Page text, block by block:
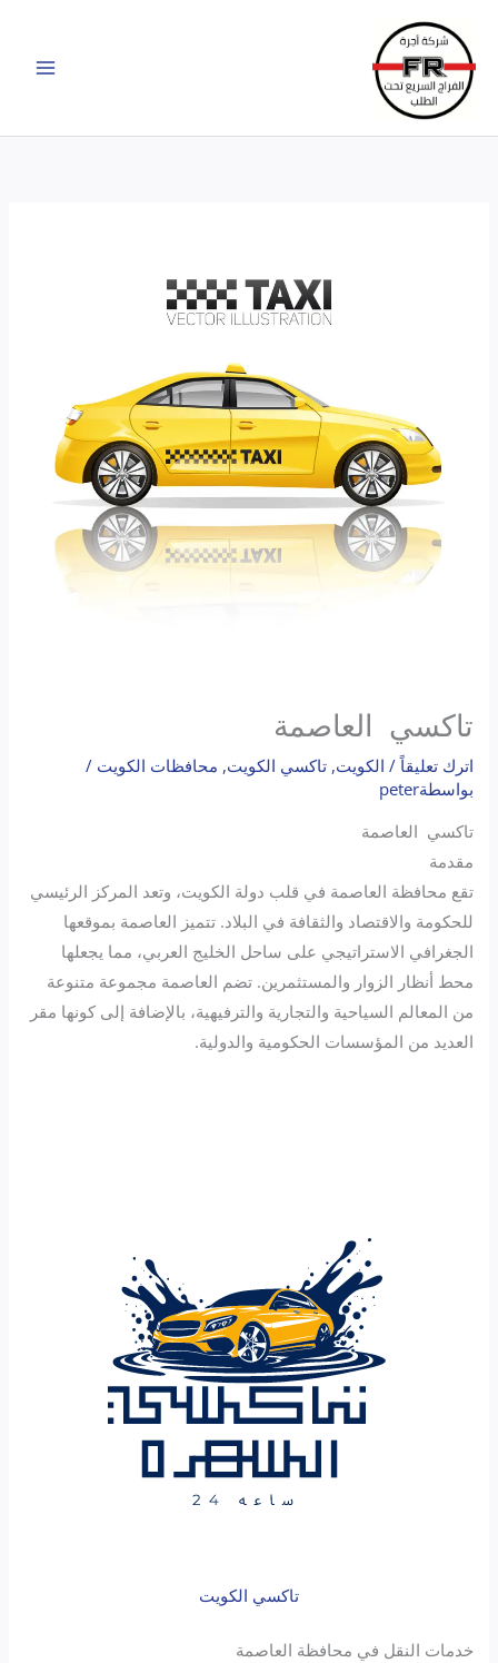
المحتوى
تاكسي العاصمة
اترك تعليقاً/ الكويت,تاكسي الكويت, محافظات الكويت /
بواسطةpeter
تاكسي العاصمة
مقدمة
تقع محافظة العاصمة في قلب دولة الكويت، وتعد المركز الرئيسي
للحكومة والاقتصاد والثقافة في البلاد. تتميز العاصمة بموقعها
الجغرافي الاستراتيجي على ساحل الخليج العربي، مما يجعلها
محط أنظار الزوار والمستثمرين. تضم العاصمة مجموعة متنوعة
من المعالم السياحية والتجارية والترفيهية، بالإضافة إلى كونها مقر
العديد من المؤسسات الحكومية والدولية.
تاكسي الكويت
خدمات النقل في محافظة العاصمة